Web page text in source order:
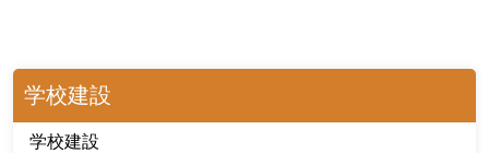
学校建設
学校建設